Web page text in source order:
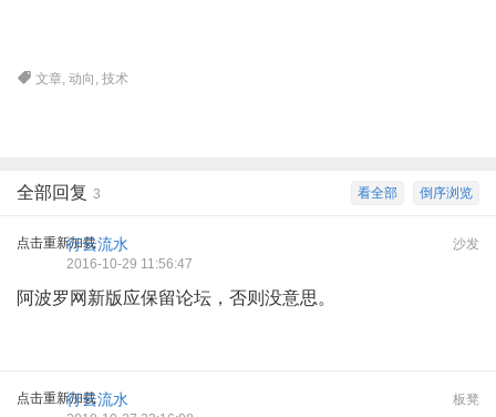
文章,动向 ,技术
倒序浏览
看全部
全部回复 3
点击重新加载 沙发
行云流水
2016-10-29 11:56:47
阿波罗网新版应保留论坛，否则没意思。
点击重新加载 板凳
行云流水